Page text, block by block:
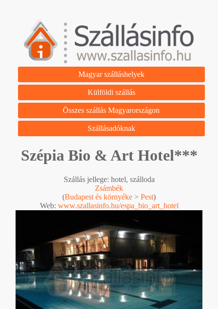
Magyar szálláshelyek
Külföldi szállás
Összes szállás Magyarországon
Szállásadóknak
Szépia Bio & Art Hotel***
Szállás jellege: hotel, szálloda
Zsámbék
(Budapest és környéke > Pest)
Web: www.szallasinfo.hu/espa_bio_art_hotel